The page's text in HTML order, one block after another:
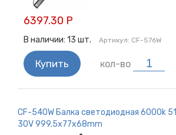
6397.30 Р
В наличии: 13 шт. Артикул: CF-576W
Купить кол-во
CF-540W Балка светодиодная 6000k
30V 999.5x77x68mm